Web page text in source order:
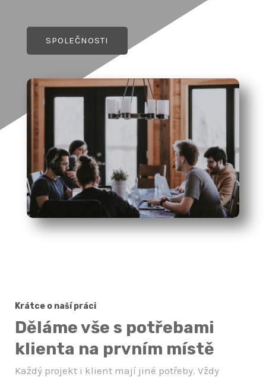
SPOLEČNOSTI
Krátce o naší práci
Děláme vše s potřebami
klienta na prvním místě
Každý projekt i klient mají jiné potřeby. Vždy